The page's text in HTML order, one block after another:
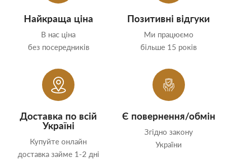
Найкраща ціна
В нас ціна
без посередників
Позитивні відгуки
Ми працюємо
більше 15 років
Доставка по всій
Україні
Купуйте онлайн
доставка займе 1-2 дні
Є повернення/обмін
Згідно закону
України